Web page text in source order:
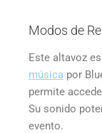
Modos de
Este altavoz
música por
permite
Su sonido
evento.